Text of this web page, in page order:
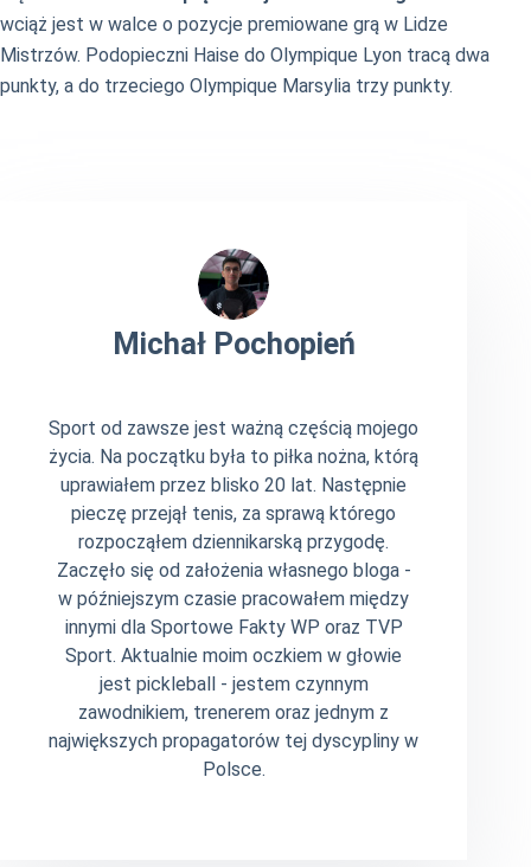
wciąż jest w walce o pozycje premiowane grą w Lidze
Mistrzów. Podopieczni Haise do Olympique Lyon tracą dwa
punkty, a do trzeciego Olympique Marsylia trzy punkty.
Michał Pochopień
Sport od zawsze jest ważną częścią mojego
życia. Na początku była to piłka nożna, którą
uprawiałem przez blisko 20 lat. Następnie
pieczę przejął tenis, za sprawą którego
rozpocząłem dziennikarską przygodę.
Zaczęło się od założenia własnego bloga -
w późniejszym czasie pracowałem między
innymi dla Sportowe Fakty WP oraz TVP
Sport. Aktualnie moim oczkiem w głowie
jest pickleball - jestem czynnym
zawodnikiem, trenerem oraz jednym z
największych propagatorów tej dyscypliny w
Polsce.